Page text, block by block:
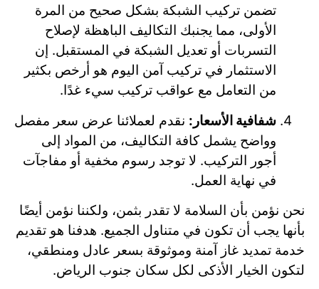
تضمن تركيب الشبكة بشكل صحيح من المرة
الأولى، مما يجنبك التكاليف الباهظة لإصلاح
التسربات أو تعديل الشبكة في المستقبل. إن
الاستثمار في تركيب آمن اليوم هو أرخص بكثير
من التعامل مع عواقب تركيب سيء غدًا.
شفافية الأسعار: نقدم لعملائنا عرض سعر مفصل
وواضح يشمل كافة التكاليف، من المواد إلى
أجور التركيب. لا توجد رسوم مخفية أو مفاجآت
في نهاية العمل.
نحن نؤمن بأن السلامة لا تقدر بثمن، ولكننا نؤمن أيضًا
بأنها يجب أن تكون في متناول الجميع. هدفنا هو تقديم
خدمة تمديد غاز آمنة وموثوقة بسعر عادل ومنطقي،
لتكون الخيار الأذكى لكل سكان جنوب الرياض.